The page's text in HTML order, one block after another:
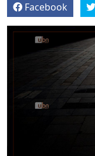
Facebook